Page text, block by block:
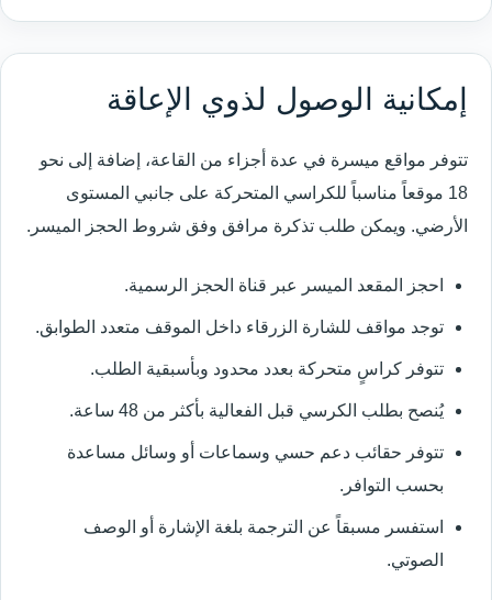
إمكانية الوصول لذوي الإعاقة
تتوفر مواقع ميسرة في عدة أجزاء من القاعة، إضافة إلى نحو
18 موقعاً مناسباً للكراسي المتحركة على جانبي المستوى
الأرضي. ويمكن طلب تذكرة مرافق وفق شروط الحجز الميسر.
احجز المقعد الميسر عبر قناة الحجز الرسمية.
توجد مواقف للشارة الزرقاء داخل الموقف متعدد الطوابق.
تتوفر كراسٍ متحركة بعدد محدود وبأسبقية الطلب.
يُنصح بطلب الكرسي قبل الفعالية بأكثر من 48 ساعة.
تتوفر حقائب دعم حسي وسماعات أو وسائل مساعدة
بحسب التوافر.
استفسر مسبقاً عن الترجمة بلغة الإشارة أو الوصف
الصوتي.